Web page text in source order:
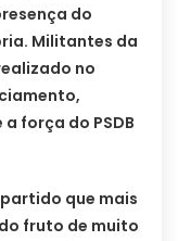
do
Militantes da
no
força do PSDB
partido que mais
fruto de muito